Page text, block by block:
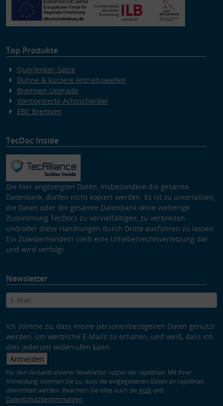
Top Produkte
Querlenker-Sätze
Dünne & kürzere Antriebswellen
Bremsen-Upgrade
Vormontierte Achsschenkel
EBC Bremsen
TecDoc Inside
Die hier angezeigten Daten, insbesondere die gesamte
Datenbank, dürfen nicht kopiert werden. Es ist zu unterlassen,
die Daten oder die gesamte Datenbank ohne vorherige
Zustimmung TecDocs zu vervielfältigen, zu verbreiten
und/oder diese Handlungen durch Dritte ausführen zu lassen.
Ein Zuwiderhandeln stellt eine Urheberrechtsverletzung dar
und wird verfolgt.
Newsletter
Ich stimme zu, dass meine personenbezogenen Daten genutzt
werden, um werbliche E-Mails zu erhalten, und weiß, dass ich
dies jederzeit widerrufen kann.
Anmelden
Für den Versand unserer Newsletter nutzen wir rapidmail. Mit Ihrer
Anmeldung stimmen Sie zu, dass die eingegebenen Daten an rapidmail
übermittelt werden. Beachten Sie bitte auch die AGB und
Datenschutzbestimmungen.